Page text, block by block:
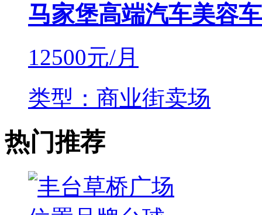
马家堡高端汽车美容
12500元/月
类型：商业街卖场
热门推荐